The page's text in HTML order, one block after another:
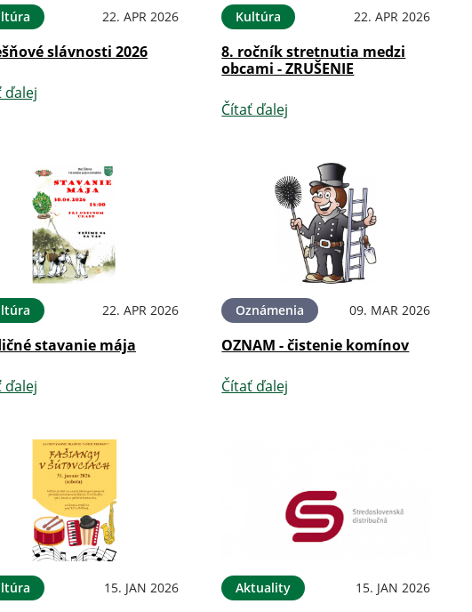
22. APR 2026
slávnosti 2026
ďalej
Kultúra 22. APR 2026
8. ročník stretnutia medzi
obcami - ZRUŠENIE
Čítať ďalej
22. APR 2026
stavanie mája
ďalej
Oznámenia 09. MAR 2026
OZNAM - čistenie komínov
Čítať ďalej
15. JAN 2026 Aktuality 15. JAN 2026